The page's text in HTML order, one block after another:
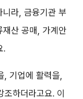
라, 금융기관 부
재산 공매, 가계안
.
기업에 활력을,
조하더라고요. 이